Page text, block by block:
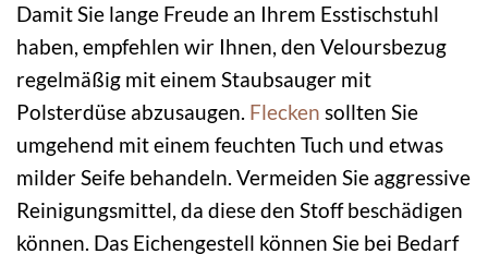
Damit Sie lange Freude an Ihrem Esstischstuhl
haben, empfehlen wir Ihnen, den Veloursbezug
regelmäßig mit einem Staubsauger mit
Polsterdüse abzusaugen. Flecken sollten Sie
umgehend mit einem feuchten Tuch und etwas
milder Seife behandeln. Vermeiden Sie aggressive
Reinigungsmittel, da diese den Stoff beschädigen
können. Das Eichengestell können Sie bei Bedarf